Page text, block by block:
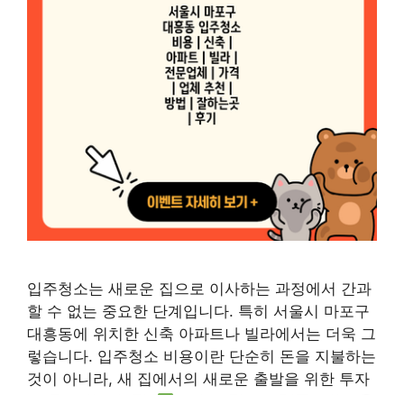
입주청소는 새로운 집으로 이사하는 과정에서 간과
할 수 없는 중요한 단계입니다. 특히 서울시 마포구
대흥동에 위치한 신축 아파트나 빌라에서는 더욱 그
렇습니다. 입주청소 비용이란 단순히 돈을 지불하는
것이 아니라, 새 집에서의 새로운 출발을 위한 투자